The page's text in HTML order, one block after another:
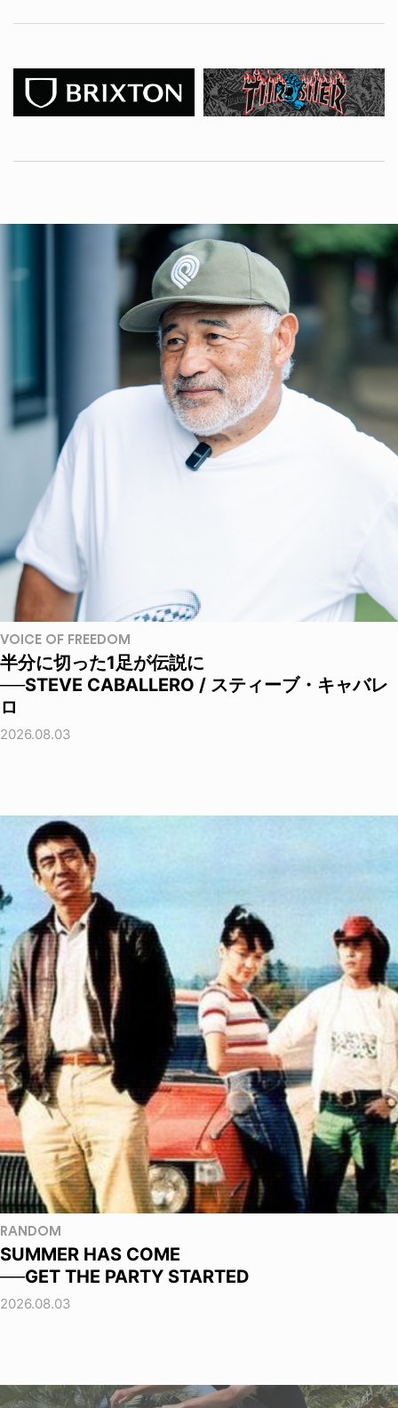
VOICE OF FREEDOM
半分に切った1足が伝説に
──STEVE CABALLERO / スティーブ・キャバレ
ロ
2026.08.03
RANDOM
SUMMER HAS COME
──GET THE PARTY STARTED
2026.08.03